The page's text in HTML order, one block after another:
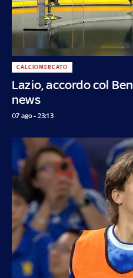
Lazio, accordo col
news
CALCIOMERCATO
07 ago - 23:13